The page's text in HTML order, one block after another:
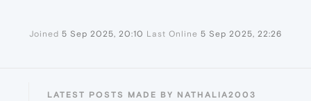
Joined 5 Sep 2025, 20:10 Last Online 5 Sep 2025, 22:26
LATEST POSTS MADE BY NATHALIA2003